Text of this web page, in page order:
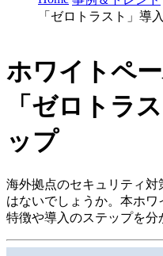
「ゼロトラスト」導
ホワイトペ
「ゼロトラ
ップ
海外拠点のセキュリティ
はないでしょうか。本ホ
特徴や導入のステップを分